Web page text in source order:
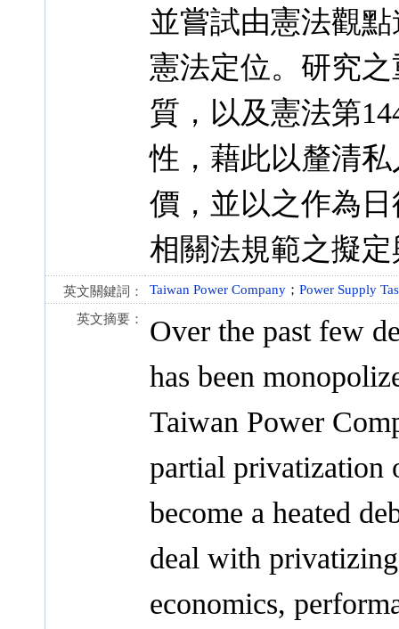
並嘗試由憲法觀
憲法定位。研究
質，以及憲法第
性，藉此以釐清
價，並以之作為
相關法規範之擬
英文關鍵詞： Taiwan Power Company ； Power Supply
英文摘要：
Over the past few
has been
Taiwan Power
partial privatization
become a heated
deal with
economics,